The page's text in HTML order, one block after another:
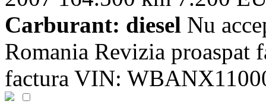
Carburant: diesel Nu
Romania Revizia proaspat
factura VIN: